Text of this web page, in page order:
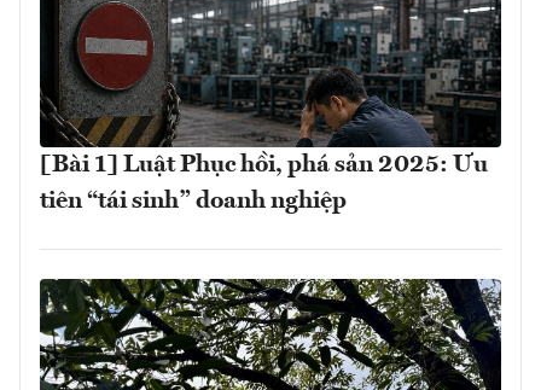
[Bài 1] Luật Phục hồi, phá sản 2025: Ưu
tiên “tái sinh” doanh nghiệp